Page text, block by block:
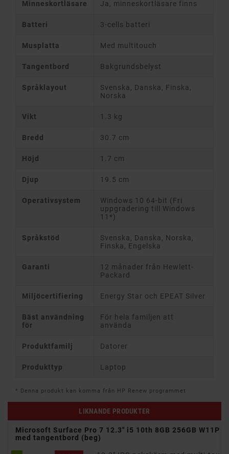
Minneskortläsare Ja, minneskortläsare finns
Batteri 3-cells batteri
Musplatta Med multitouch
Tangentbord Bakgrundsbelyst
Språklayout
Svenska, Danska, Finska,
Norska
Vikt 1.3 kg
Bredd 30.7 cm
Höjd 1.7 cm
Djup 19.5 cm
Operativsystem
Windows 10 64-bit (Fri
uppgradering till Windows
11*)
Språkstöd
Svenska, Danska, Norska,
Finska, Engelska
Garanti
12 månader från Hewlett-
Packard
Miljöcertifiering Energy Star och EPEAT Silver
Bäst användning
för
För hela familjen att
använda
Produktfamilj Datorer
Produkttyp Laptop
* Denna produkt kan komma från HP Renew programmet
LIKNANDE PRODUKTER
Microsoft Surface Pro 7 12.3" i5 10th 8GB 256GB W11P
med tangentbord (beg)